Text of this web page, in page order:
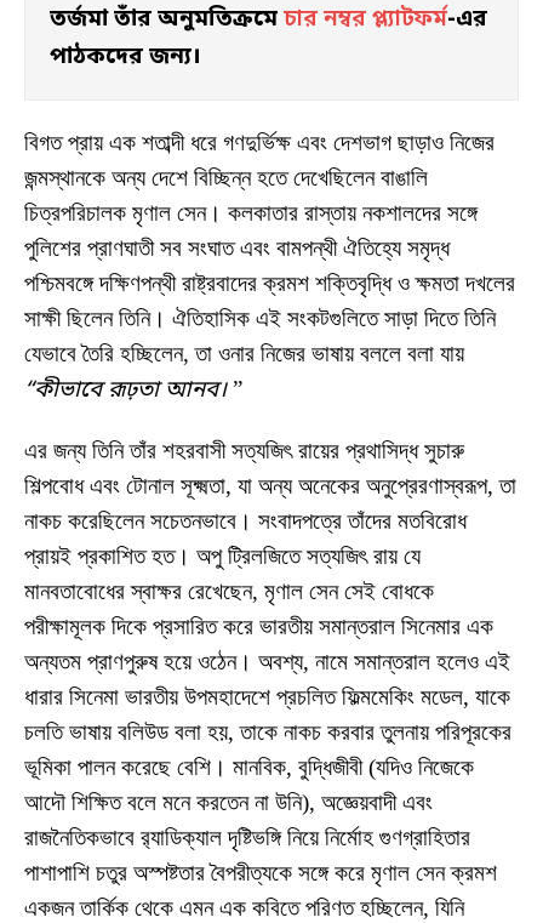
তর্জমা তাঁর অনুমতিক্রমে চার নম্বর প্ল্যাটফর্ম-এর
পাঠকদের জন্য।
বিগত প্রায় এক শতাব্দী ধরে গণদুর্ভিক্ষ এবং দেশভাগ ছাড়াও নিজের
জন্মস্থানকে অন্য দেশে বিচ্ছিন্ন হতে দেখেছিলেন বাঙালি
চিত্রপরিচালক মৃণাল সেন। কলকাতার রাস্তায় নকশালদের সঙ্গে
পুলিশের প্রাণঘাতী সব সংঘাত এবং বামপন্থী ঐতিহ্যে সমৃদ্ধ
পশ্চিমবঙ্গে দক্ষিণপন্থী রাষ্ট্রবাদের ক্রমশ শক্তিবৃদ্ধি ও ক্ষমতা দখলের
সাক্ষী ছিলেন তিনি। ঐতিহাসিক এই সংকটগুলিতে সাড়া দিতে তিনি
যেভাবে তৈরি হচ্ছিলেন, তা ওনার নিজের ভাষায় বললে বলা যায়
“কীভাবে রূঢ়তা আনব।”
এর জন্য তিনি তাঁর শহরবাসী সত্যজিৎ রায়ের প্রথাসিদ্ধ সুচারু
শিল্পবোধ এবং টোনাল সূক্ষ্মতা, যা অন্য অনেকের অনুপ্রেরণাস্বরূপ, তা
নাকচ করেছিলেন সচেতনভাবে। সংবাদপত্রে তাঁদের মতবিরোধ
প্রায়ই প্রকাশিত হত। অপু ট্রিলজিতে সত্যজিৎ রায় যে
মানবতাবোধের স্বাক্ষর রেখেছেন, মৃণাল সেন সেই বোধকে
পরীক্ষামূলক দিকে প্রসারিত করে ভারতীয় সমান্তরাল সিনেমার এক
অন্যতম প্রাণপুরুষ হয়ে ওঠেন। অবশ্য, নামে সমান্তরাল হলেও এই
ধারার সিনেমা ভারতীয় উপমহাদেশে প্রচলিত ফিল্মমেকিং মডেল, যাকে
চলতি ভাষায় বলিউড বলা হয়, তাকে নাকচ করবার তুলনায় পরিপূরকের
ভূমিকা পালন করেছে বেশি। মানবিক, বুদ্ধিজীবী (যদিও নিজেকে
আদৌ শিক্ষিত বলে মনে করতেন না উনি), অজ্ঞেয়বাদী এবং
রাজনৈতিকভাবে র‍্যাডিক্যাল দৃষ্টিভঙ্গি নিয়ে নির্মোহ গুণগ্রাহিতার
পাশাপাশি চতুর অস্পষ্টতার বৈপরীত্যকে সঙ্গে করে মৃণাল সেন ক্রমশ
একজন তার্কিক থেকে এমন এক কবিতে পরিণত হচ্ছিলেন, যিনি